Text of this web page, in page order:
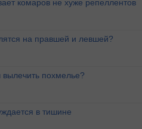
комаров не хуже репеллентов
на правшей и левшей?
похмелье?
в тишине